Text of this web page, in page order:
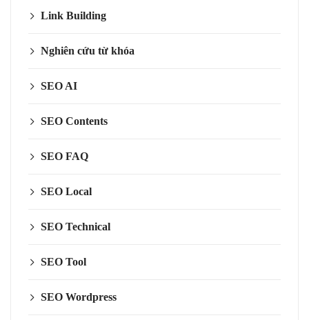
Link Building
Nghiên cứu từ khóa
SEO AI
SEO Contents
SEO FAQ
SEO Local
SEO Technical
SEO Tool
SEO Wordpress